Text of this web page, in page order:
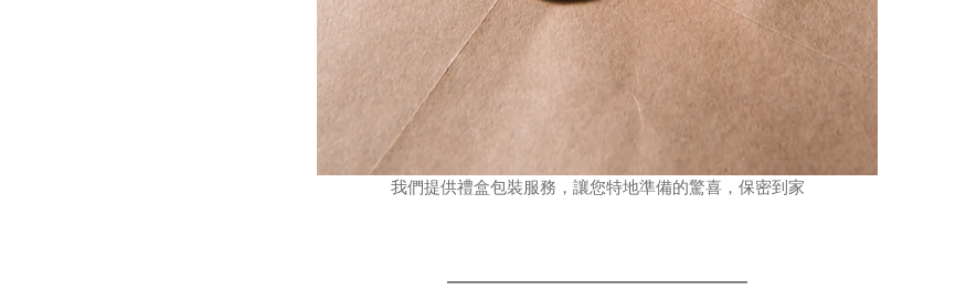
我們提供禮盒包裝服務，讓您特地準備的驚喜，保密到家